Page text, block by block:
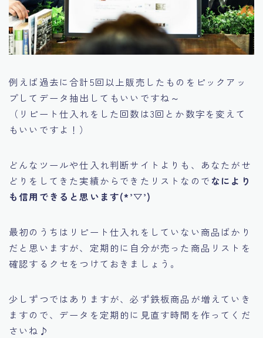
例えば過去に合計5回以上販売したものをピックアッ
プしてデータ抽出してもいいですね～
（リピート仕入れをした回数は3回とか数字を変えて
もいいですよ！）
どんなツールや仕入れ判断サイトよりも、あなたがせ
どりをしてきた実績からできたリストなので なにより
も信用できると思います(*’▽’)
最初のうちはリピート仕入れをしていない商品ばかり
だと思いますが、定期的に自分が売った商品リストを
確認するクセをつけておきましょう。
少しずつではありますが、必ず鉄板商品が増えていき
ますので、データを定期的に見直す時間を作ってくだ
さいね♪